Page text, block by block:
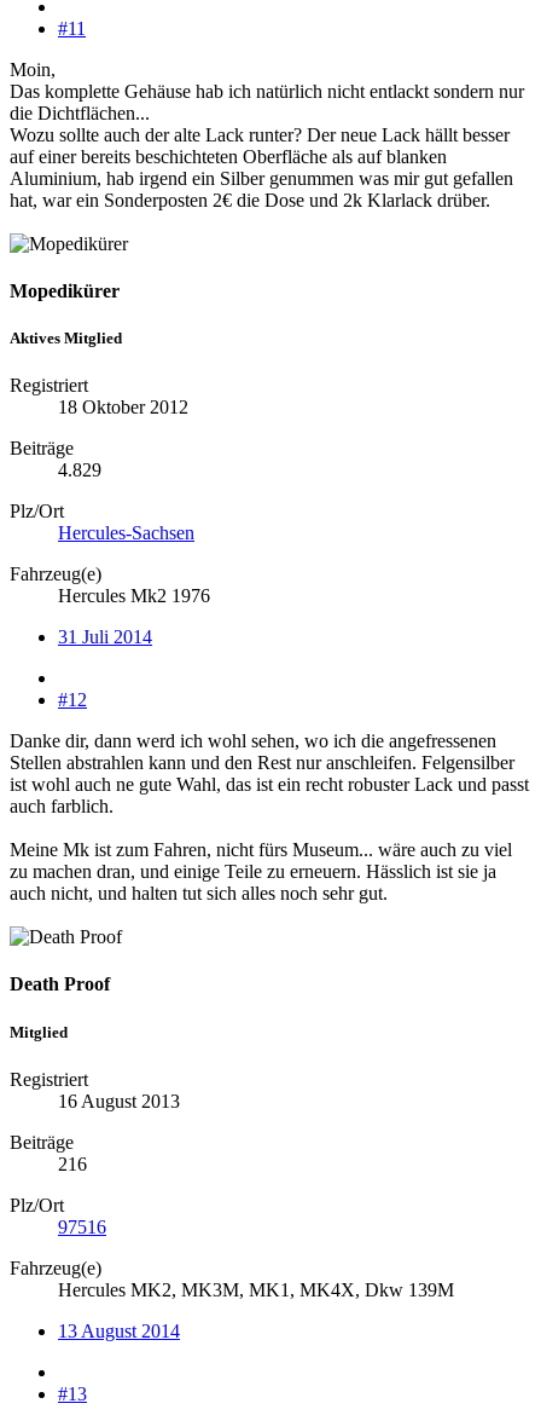
#11
Moin,
Das komplette Gehäuse hab ich natürlich nicht entlackt sondern nur
die Dichtflächen...
Wozu sollte auch der alte Lack runter? Der neue Lack hällt besser
auf einer bereits beschichteten Oberfläche als auf blanken
Aluminium, hab irgend ein Silber genummen was mir gut gefallen
hat, war ein Sonderposten 2€ die Dose und 2k Klarlack drüber.
Mopedikürer
Aktives Mitglied
Registriert
18 Oktober 2012
Beiträge
4.829
Plz/Ort
Hercules-Sachsen
Fahrzeug(e)
Hercules Mk2 1976
31 Juli 2014
#12
Danke dir, dann werd ich wohl sehen, wo ich die angefressenen
Stellen abstrahlen kann und den Rest nur anschleifen. Felgensilber
ist wohl auch ne gute Wahl, das ist ein recht robuster Lack und passt
auch farblich.
Meine Mk ist zum Fahren, nicht fürs Museum... wäre auch zu viel
zu machen dran, und einige Teile zu erneuern. Hässlich ist sie ja
auch nicht, und halten tut sich alles noch sehr gut.
Death Proof
Mitglied
Registriert
16 August 2013
Beiträge
216
Plz/Ort
97516
Fahrzeug(e)
Hercules MK2, MK3M, MK1, MK4X, Dkw 139M
13 August 2014
#13